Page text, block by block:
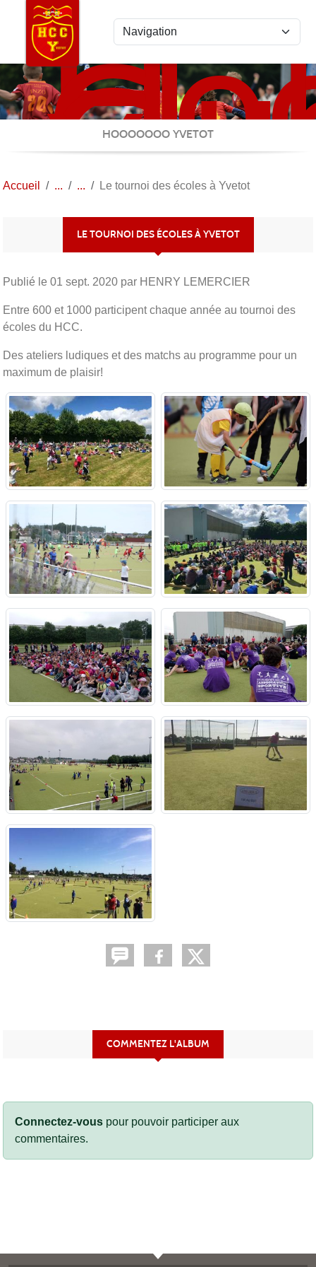
HOOOOOOO YVETOT
Accueil Le tournoi des écoles à Yvetot
LE TOURNOI DES ÉCOLES À YVETOT
Publié le 01 sept. 2020 par HENRY LEMERCIER
Entre 600 et 1000 participent chaque année au tournoi des
écoles du HCC.
Des ateliers ludiques et des matchs au programme pour un
maximum de plaisir!
COMMENTEZ L'ALBUM
Connectez-vous pour pouvoir participer aux
commentaires.
Panneau de gestion des cookies